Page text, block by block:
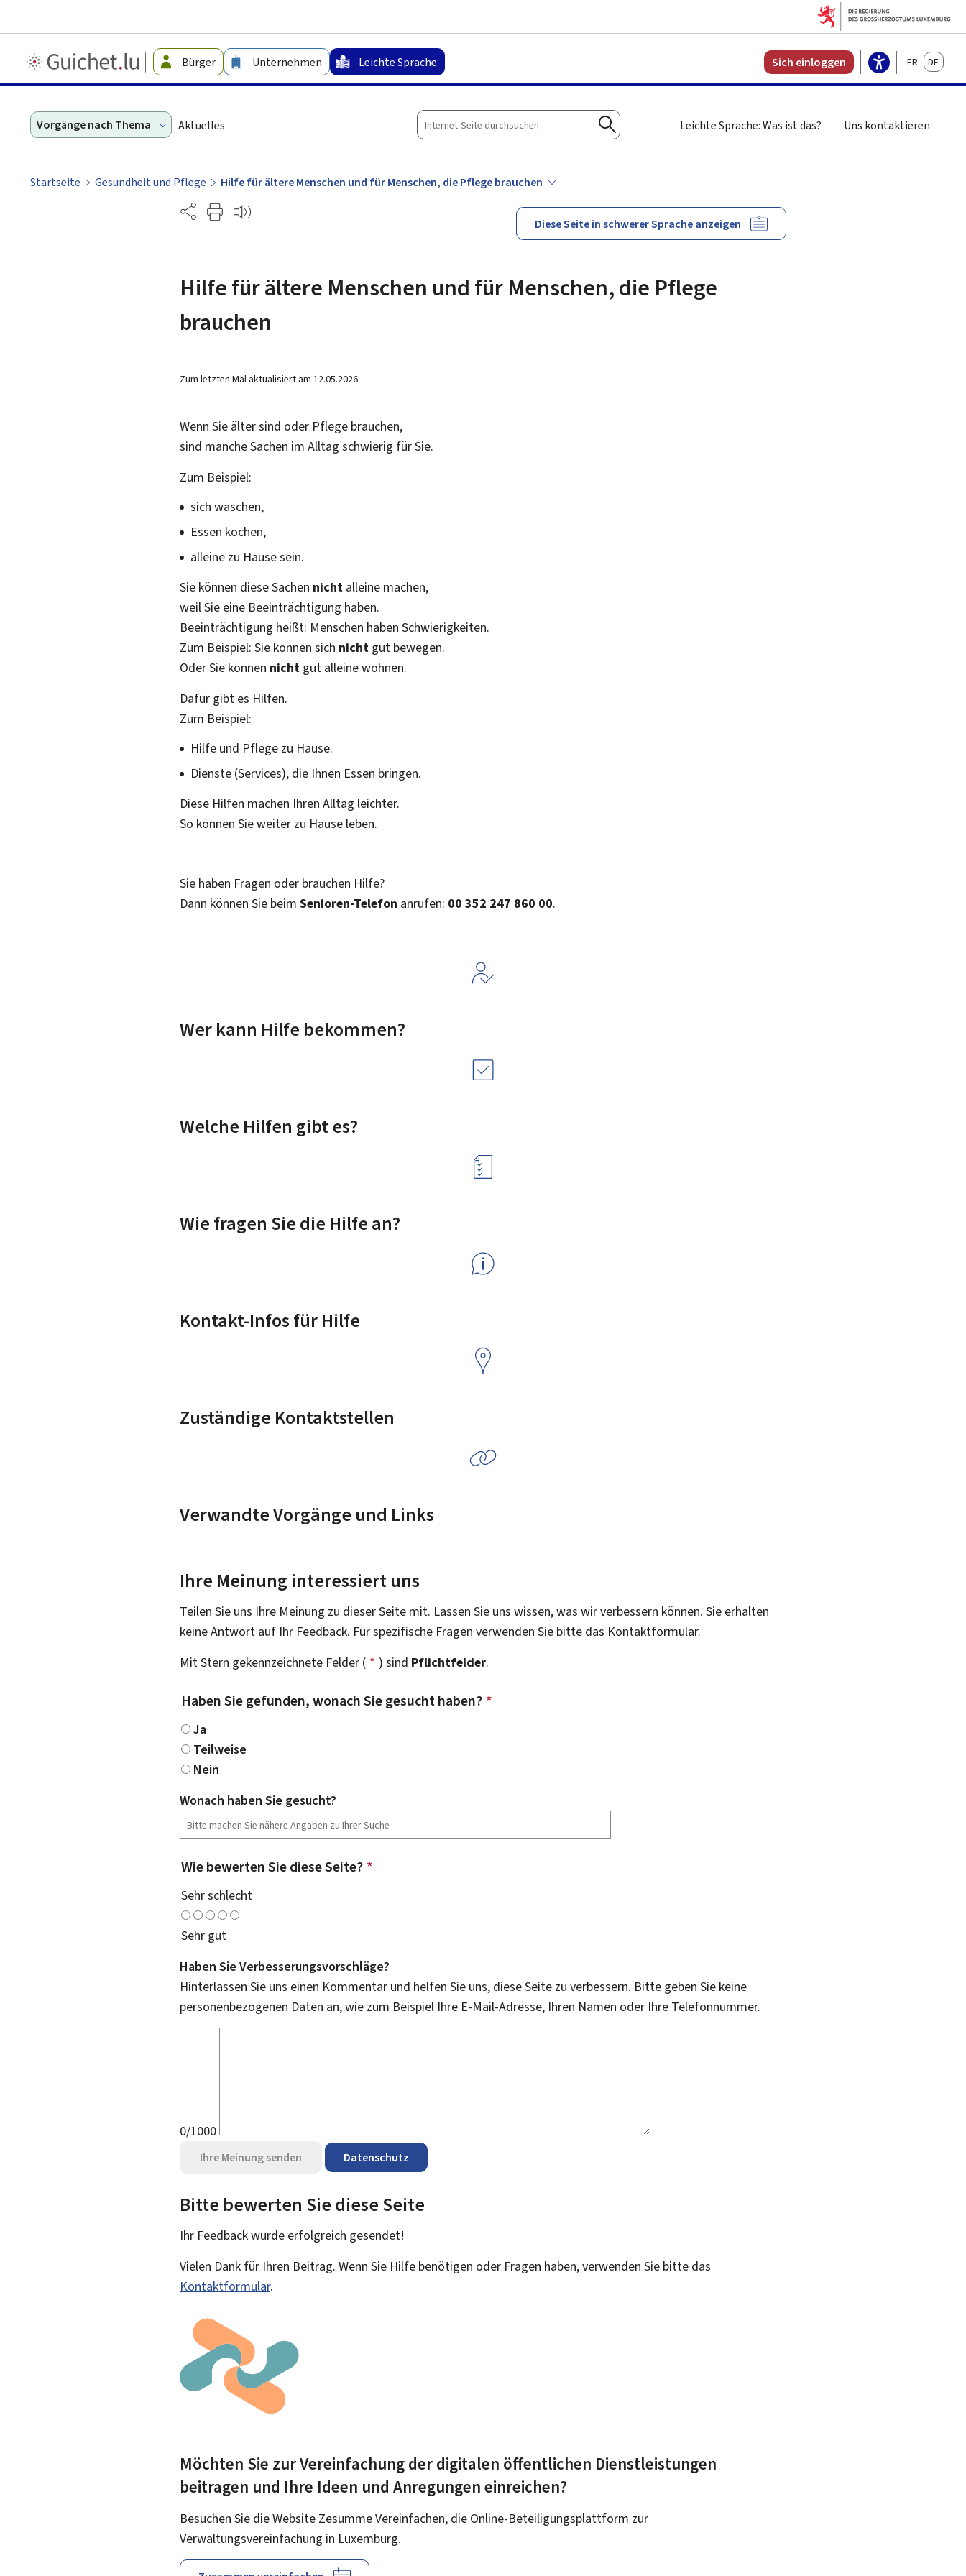
Guichet.lu
-
Sprache
Bürger Unternehmen Leichte Sprache Sich einloggen FrançaisDeutsch
Vorgänge nach Thema Aktuelles
Internet-
Seite
Suchen
Leichte Sprache: Was ist das? Uns kontaktieren
Startseite Gesundheit und Pflege
Hilfe für ältere Menschen und für Menschen, die Pflege brauchen
Partage
Diese Seite in schwerer Sprache anzeigen
Hilfe für ältere Menschen und für Menschen, die Pflege
brauchen
Zum letzten Mal aktualisiert am 12.05.2026
Wenn Sie älter sind oder Pflege brauchen,
sind manche Sachen im Alltag schwierig für Sie.
Zum Beispiel:
sich waschen,
Essen kochen,
alleine zu Hause sein.
Sie können diese Sachen nicht alleine machen,
weil Sie eine Beeinträchtigung haben.
Beeinträchtigung heißt: Menschen haben Schwierigkeiten.
Zum Beispiel: Sie können sich nicht gut bewegen.
Oder Sie können nicht gut alleine wohnen.
Dafür gibt es Hilfen.
Zum Beispiel:
Hilfe und Pflege zu Hause.
Dienste (Services), die Ihnen Essen bringen.
Diese Hilfen machen Ihren Alltag leichter.
So können Sie weiter zu Hause leben.
Sie haben Fragen oder brauchen Hilfe?
Dann können Sie beim Senioren-Telefon anrufen: 00 352 247 860 00.
Wer kann Hilfe bekommen?
Welche Hilfen gibt es?
Wie fragen Sie die Hilfe an?
Kontakt-Infos für Hilfe
Zuständige Kontaktstellen
Verwandte Vorgänge und Links
Ihre Meinung interessiert uns
Teilen Sie uns Ihre Meinung zu dieser Seite mit. Lassen Sie uns wissen, was wir verbessern können. Sie erhalten
keine Antwort auf Ihr Feedback. Für spezifische Fragen verwenden Sie bitte das Kontaktformular.
Mit Stern gekennzeichnete Felder ( * ) sind Pflichtfelder.
Haben Sie gefunden, wonach Sie gesucht haben? *
Ja
Teilweise
Nein
Wonach haben Sie gesucht?
Wie bewerten Sie diese Seite? *
Sehr schlecht
Sehr gut
Haben Sie Verbesserungsvorschläge?
Hinterlassen Sie uns einen Kommentar und helfen Sie uns, diese Seite zu verbessern. Bitte geben Sie keine
personenbezogenen Daten an, wie zum Beispiel Ihre E-Mail-Adresse, Ihren Namen oder Ihre Telefonnummer.
0/1000
Ihre Meinung senden Datenschutz
Bitte bewerten Sie diese Seite
Ihr Feedback wurde erfolgreich gesendet!
Vielen Dank für Ihren Beitrag. Wenn Sie Hilfe benötigen oder Fragen haben, verwenden Sie bitte das
Kontaktformular.
Möchten Sie zur Vereinfachung der digitalen öffentlichen Dienstleistungen
beitragen und Ihre Ideen und Anregungen einreichen?
Besuchen Sie die Website Zesumme Vereinfachen, die Online-Beteiligungsplattform zur
Verwaltungsvereinfachung in Luxemburg.